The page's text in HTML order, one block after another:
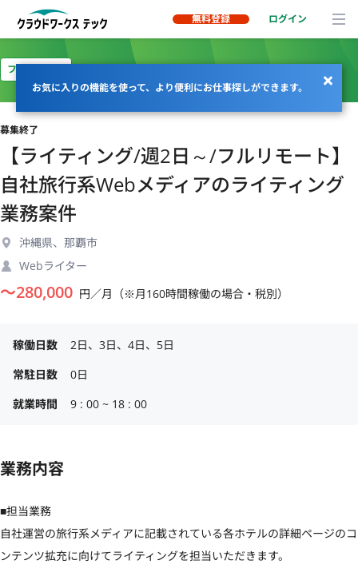
無料登録 ログイン
お気に入りの機能を使って、より便利にお仕事探しができます。
フルリモート
募集終了
【ライティング/週2日～/フルリモート】
自社旅行系Webメディアのライティング
業務案件
沖縄県、那覇市
Webライター
〜280,000 円／月（※月160時間稼働の場合・税別）
稼働日数
2日、3日、4日、5日
常駐日数
0日
就業時間
9 : 00 ~ 18 : 00
業務内容
■担当業務
自社運営の旅行系メディアに記載されている各ホテルの詳細ページのコ
ンテンツ拡充に向けてライティングを担当いただきます。